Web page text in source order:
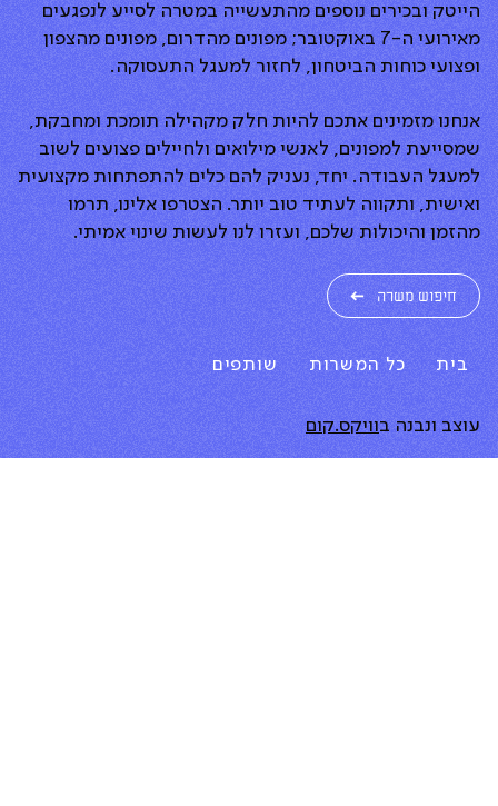
הייטק ובכירים נוספים מהתעשייה במטרה לסייע לנפגעים
מאירועי ה-7 באוקטובר; מפונים מהדרום, מפונים מהצפון
ופצועי כוחות הביטחון, לחזור למעגל התעסוקה.
אנחנו מזמינים אתכם להיות חלק מקהילה תומכת ומחבקת,
שמסייעת למפונים, לאנשי מילואים ולחיילים פצועים לשוב
למעגל העבודה. יחד, נעניק להם כלים להתפתחות מקצועית
ואישית, ותקווה לעתיד טוב יותר. הצטרפו אלינו, תרמו
מהזמן והיכולות שלכם, ועזרו לנו לעשות שינוי אמיתי.
חיפוש משרה
בית כל המשרות שותפים
עוצב ונבנה בוויקס.קום